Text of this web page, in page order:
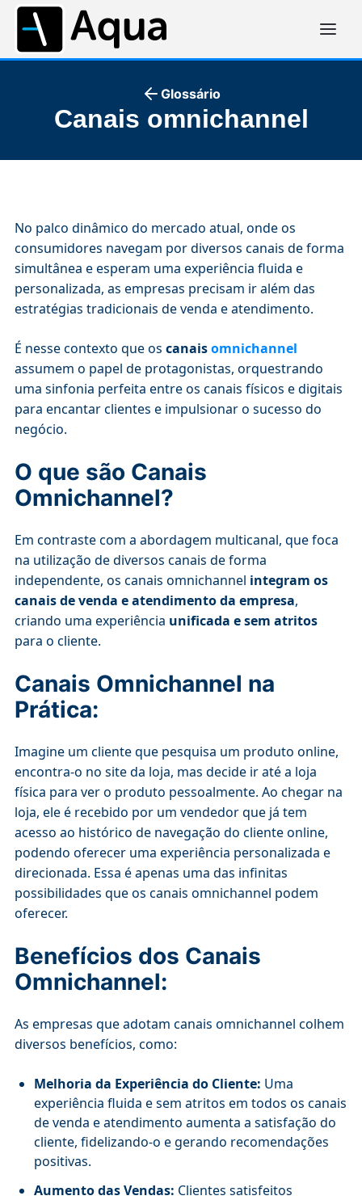
Glossário
Canais omnichannel
No palco dinâmico do mercado atual, onde os
consumidores navegam por diversos canais de forma
simultânea e esperam uma experiência fluida e
personalizada, as empresas precisam ir além das
estratégias tradicionais de venda e atendimento.
É nesse contexto que os canaisomnichannel
assumem o papel de protagonistas, orquestrando
uma sinfonia perfeita entre os canais físicos e digitais
para encantar clientes e impulsionar o sucesso do
negócio.
O que são Canais
Omnichannel?
Em contraste com a abordagem multicanal, que foca
na utilização de diversos canais de forma
independente, os canais omnichannel integram os
canais de venda e atendimento da empresa,
criando uma experiência unificada e sem atritos
para o cliente.
Canais Omnichannel na
Prática:
Imagine um cliente que pesquisa um produto online,
encontra-o no site da loja, mas decide ir até a loja
física para ver o produto pessoalmente. Ao chegar na
loja, ele é recebido por um vendedor que já tem
acesso ao histórico de navegação do cliente online,
podendo oferecer uma experiência personalizada e
direcionada. Essa é apenas uma das infinitas
possibilidades que os canais omnichannel podem
oferecer.
Benefícios dos Canais
Omnichannel:
As empresas que adotam canais omnichannel colhem
diversos benefícios, como:
Melhoria da Experiência do Cliente: Uma
experiência fluida e sem atritos em todos os canais
de venda e atendimento aumenta a satisfação do
cliente, fidelizando-o e gerando recomendações
positivas.
Aumento das Vendas: Clientes satisfeitos